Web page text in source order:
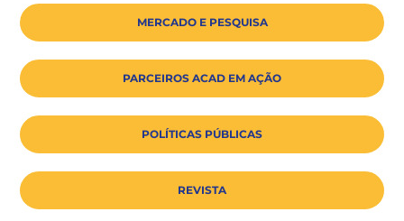
MERCADO E PESQUISA
PARCEIROS ACAD EM AÇÃO
POLÍTICAS PÚBLICAS
REVISTA